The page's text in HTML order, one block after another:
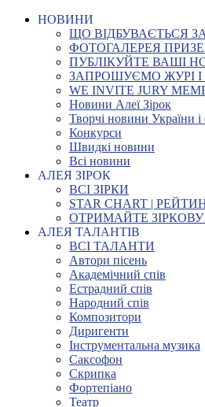
НОВИНИ
ЩО ВІДБУВАЄТЬСЯ
ФОТОГАЛЕРЕЯ
ПУБЛІКУЙТЕ ВАШІ
ЗАПРОШУЄМО ЖУРІ І
WE INVITE JURY
Новини Алеї Зірок
Творчі новини України і
Конкурси
Швидкі новини
Всі новини
АЛЕЯ ЗІРОК
ВСІ ЗІРКИ
STAR CHART |
ОТРИМАЙТЕ
АЛЕЯ ТАЛАНТІВ
ВСІ ТАЛАНТИ
Автори пісень
Академічний спів
Естрадний спів
Народний спів
Композитори
Диригенти
Інструментальна музика
Саксофон
Скрипка
Фортепіано
Театр